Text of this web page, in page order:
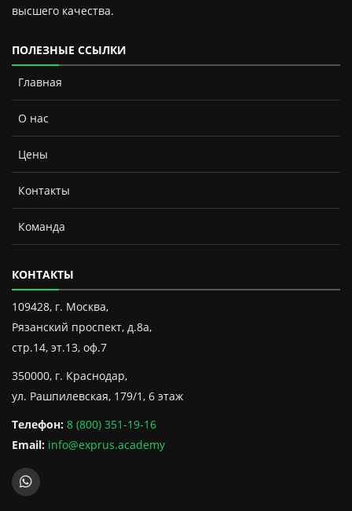
высшего качества.
ПОЛЕЗНЫЕ ССЫЛКИ
Главная
О нас
Цены
Контакты
Команда
КОНТАКТЫ
109428, г. Москва,
Рязанский проспект, д.8а,
стр.14, эт.13, оф.7
350000, г. Краснодар,
ул. Рашпилевская, 179/1, 6 этаж
Телефон: 8 (800) 351-19-16
Email: info@exprus.academy